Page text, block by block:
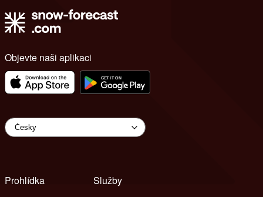
Objevte naši aplikaci
Prohlídka
Služby